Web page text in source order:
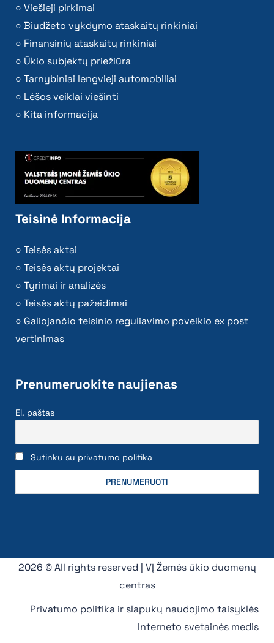
Viešieji pirkimai
Biudžeto vykdymo ataskaitų rinkiniai
Finansinių ataskaitų rinkiniai
Ūkio subjektų priežiūra
Tarnybiniai lengvieji automobiliai
Lėšos veiklai viešinti
Kita informacija
Teisinė Informacija
Teisės aktai
Teisės aktų projektai
Tyrimai ir analizės
Teisės aktų pažeidimai
Galiojančio teisinio reguliavimo poveikio ex post
vertinimas
Prenumeruokite naujienas
El. paštas
Sutinku su privatumo politika
2026 © All rights reserved | VĮ Žemės ūkio duomenų
centras
Privatumo politika ir slapukų naudojimo taisyklės
Interneto svetainės medis